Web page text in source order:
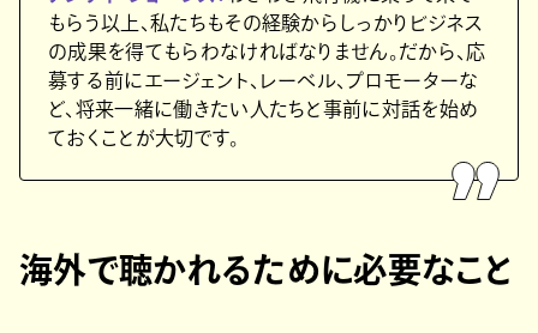
もらう以上、私たちもその経験からしっかりビジネス
の成果を得てもらわなければなりません。だから、応
募する前にエージェント、レーベル、プロモーターな
ど、将来一緒に働きたい人たちと事前に対話を始め
ておくことが大切です。
海外で聴かれるために必要なこと